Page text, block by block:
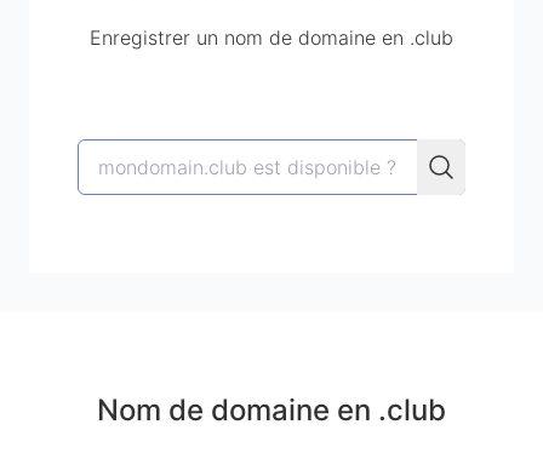
Enregistrer un nom de domaine en .club
Nom de domaine en .club